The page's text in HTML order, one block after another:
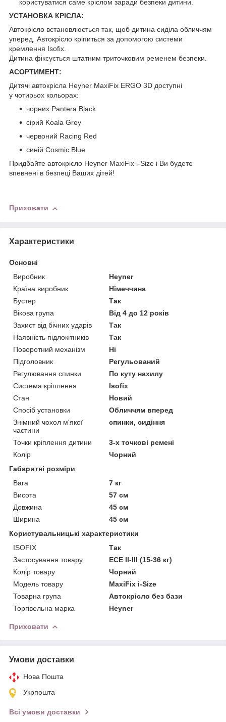
користуватися саме кріслом заради безпеки дитини.
УСТАНОВКА КРІСЛА:
Автокрісло встановлюється так, щоб дитина сиділа обличчям
уперед. Автокрісло кріпиться за допомогою системи
кремлення Isofix.
Дитина фіксується штатним триточковим ременем безпеки.
АСОРТИМЕНТ:
Дитячі автокрісла Heyner MaxiFix ERGO 3D доступні
у чотирьох кольорах:
чорних Pantera Black
сірий Koala Grey
червоний Racing Red
синій Cosmic Blue
Придбайте автокрісло Heyner MaxiFix i-Size і Ви будете
впевнені в безпеці Ваших дітей!
Приховати
Характеристики
Основні
Виробник
Heyner
Країна виробник
Німеччина
Бустер
Так
Вікова група
Від 4 до 12 років
Захист від бічних ударів
Так
Наявність підлокітників
Так
Поворотний механізм
Ні
Підголовник
Регульований
Регулювання спинки
По куту нахилу
Система кріплення
Isofix
Стан
Новий
Спосіб установки
Обличчям вперед
Знімний чохол м'якої
частини
спинки, сидіння
Точки кріплення дитини
3-х точкові ремені
Колір
Чорний
Габаритні розміри
Вага
7 кг
Висота
57 см
Довжина
45 см
Ширина
45 см
Користувальницькі характеристики
ISOFIX
Так
Застосування товару
ECE II-III (15-36 кг)
Колір товару
Чорний
Модель товару
MaxiFix i-Size
Товарна група
Автокрісло без бази
Торгівельна марка
Heyner
Приховати
Умови доставки
Нова Пошта
Укрпошта
Всі умови доставки